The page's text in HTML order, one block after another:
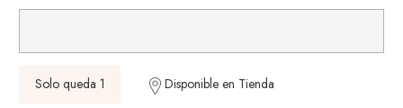
Solo queda 1 Disponible en Tienda